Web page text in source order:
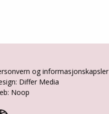
og informasjonskapsler
Differ Media
Noop